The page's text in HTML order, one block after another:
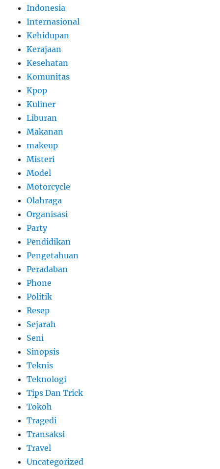
Indonesia
Internasional
Kehidupan
Kerajaan
Kesehatan
Komunitas
Kpop
Kuliner
Liburan
Makanan
makeup
Misteri
Model
Motorcycle
Olahraga
Organisasi
Party
Pendidikan
Pengetahuan
Peradaban
Phone
Politik
Resep
Sejarah
Seni
Sinopsis
Teknis
Teknologi
Tips Dan Trick
Tokoh
Tragedi
Transaksi
Travel
Uncategorized